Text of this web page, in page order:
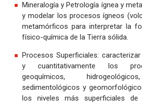
Mineralogía y Petrología ígnea y
y modelar los procesos ígneos
metamórficos para interpretar la
físico-química de la Tierra sólida.
Procesos Superficiales:
y cuantitativamente los
geoquímicos,
sedimentológicos y
los niveles más superficiales